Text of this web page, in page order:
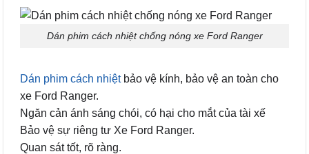
Dán phim cách nhiệt chống nóng xe Ford Ranger
Dán phim cách nhiệtbảo vệ kính, bảo vệ an toàn cho
xe Ford Ranger.
Ngăn cản ánh sáng chói, có hại cho mắt của tài xế
Bảo vệ sự riêng tư Xe Ford Ranger.
Quan sát tốt, rõ ràng.